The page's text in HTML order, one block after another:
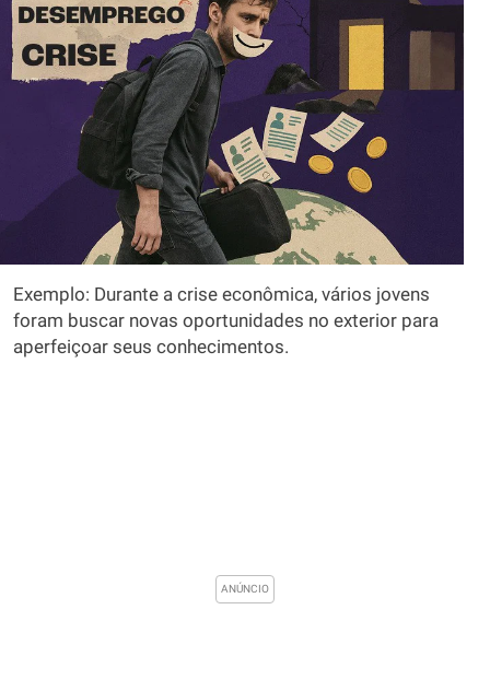
Exemplo: Durante a crise econômica, vários jovens
foram buscar novas oportunidades no exterior para
aperfeiçoar seus conhecimentos.